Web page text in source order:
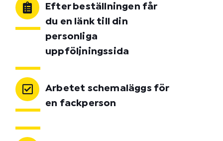
Efter beställningen får
du en länk till din
personliga
uppföljningssida
Arbetet schemaläggs för
en fackperson